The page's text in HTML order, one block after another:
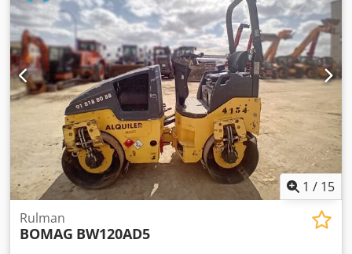
1 / 15
Rulman
BOMAG BW120AD5